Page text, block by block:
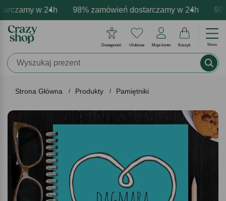
w 24h 98% zamówień dostarczamy w 24h
personalizacja produktów Profesjonalna i darmowa
emocje - zawsze udane prezenty Prezentujemy
Dostępność Ulubione Moje konto Koszyk Menu
Strona Główna Produkty Pamiętniki